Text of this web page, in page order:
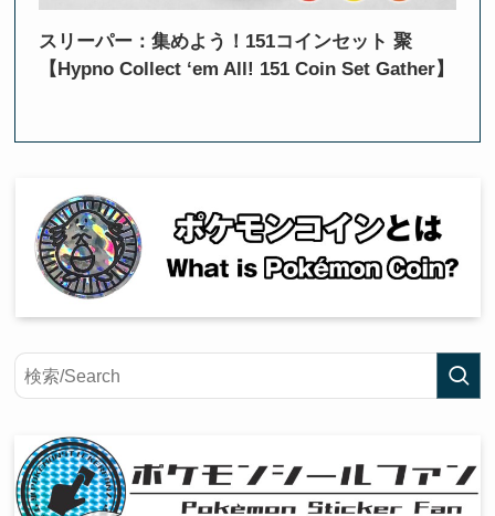
スリーパー：集めよう！151コインセット 聚
【Hypno Collect ‘em All! 151 Coin Set Gather】